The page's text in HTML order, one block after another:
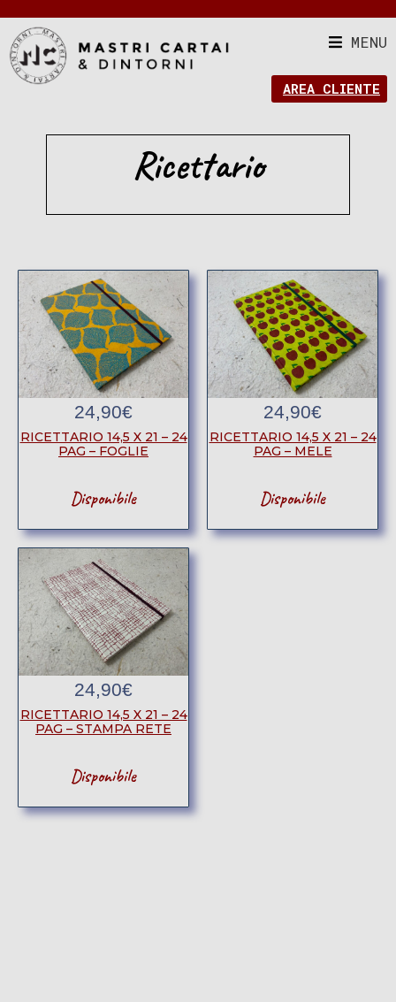
MENU
AREA CLIENTE
Ricettario
24,90€
RICETTARIO 14,5 X 21 – 24
PAG – FOGLIE
Disponibile
24,90€
RICETTARIO 14,5 X 21 – 24
PAG – MELE
Disponibile
24,90€
RICETTARIO 14,5 X 21 – 24
PAG – STAMPA RETE
Disponibile